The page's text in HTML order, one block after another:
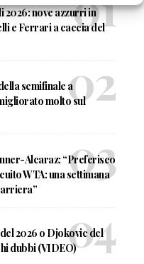
2026: nove azzurri in
e Ferrari a caccia del
semifinale a
molto sul
Alcaraz: “Preferisco
WTA: una settimana
2026 o Djokovic del
dubbi (VIDEO)